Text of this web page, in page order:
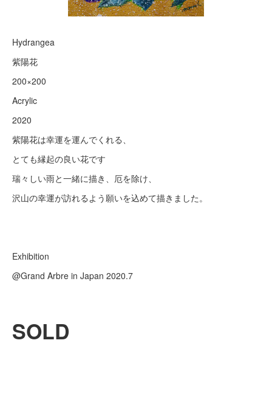
Hydrangea
紫陽花
200×200
Acrylic
2020
紫陽花は幸運を運んでくれる、
とても縁起の良い花です
瑞々しい雨と一緒に描き、厄を除け、
沢山の幸運が訪れるよう願いを込めて描きました。
Exhibition
@Grand Arbre in Japan 2020.7
SOLD